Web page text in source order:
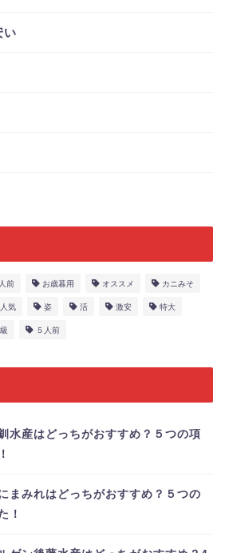
い
前 お歳暮用 オススメ カニみそ
人気 姿 活 激安 特大
５人前
水産はどっちがおすすめ？５つの項
まみれはどっちがおすすめ？５つの
！